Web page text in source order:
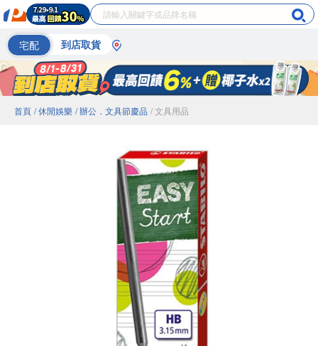
宅配 到店取貨
首頁 / 休閒娛樂 / 辦公．文具節慶品 / 文具用品